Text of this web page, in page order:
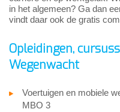
in het algemeen? Ga dan
vindt daar ook de gratis
Opleidingen,
Wegenwacht
Voertuigen en mobiele
MBO 3